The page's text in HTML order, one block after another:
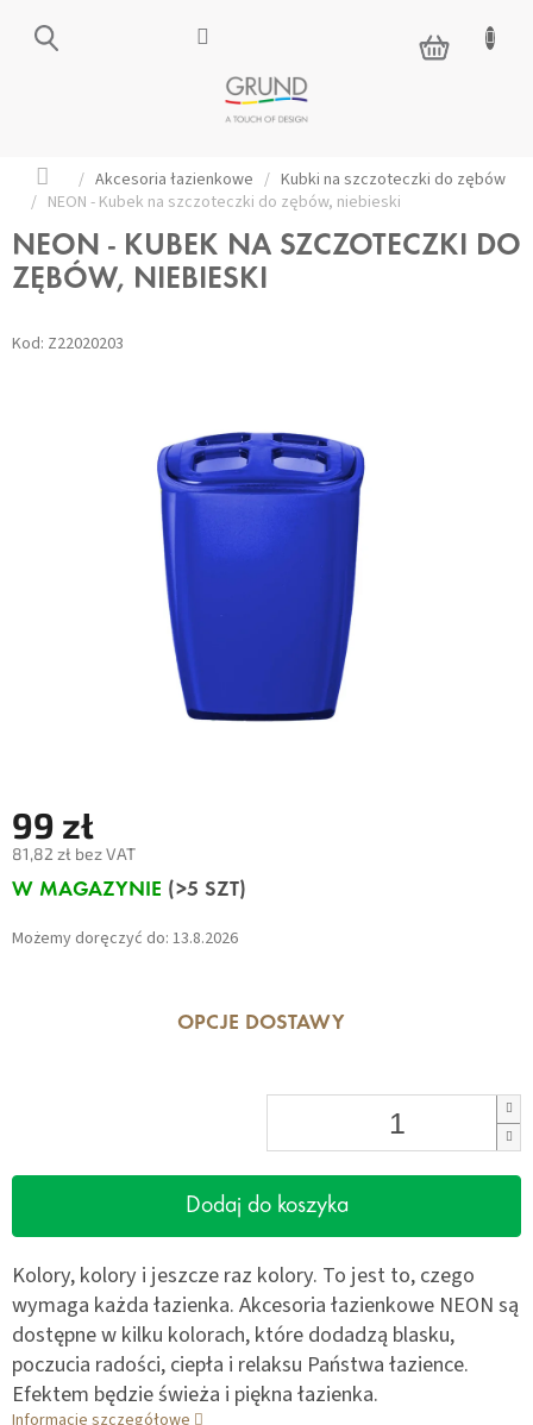
KOSZYK
Home
/ Akcesoria łazienkowe / Kubki na szczoteczki do zębów
/ NEON - Kubek na szczoteczki do zębów, niebieski
NEON - KUBEK NA SZCZOTECZKI DO
ZĘBÓW, NIEBIESKI
Kod: Z22020203
99 zł
81,82 zł bez VAT
Cena
W MAGAZYNIE (>5 SZT)
Możemy doręczyć do: 13.8.2026
OPCJE DOSTAWY
Dodaj do koszyka
Kolory, kolory i jeszcze raz kolory. To jest to, czego
wymaga każda łazienka. Akcesoria łazienkowe NEON są
dostępne w kilku kolorach, które dodadzą blasku,
poczucia radości, ciepła i relaksu Państwa łazience.
Efektem będzie świeża i piękna łazienka.